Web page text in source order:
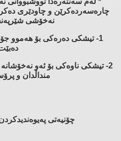
چارەسەردەكرێن و چاودێری
نەخۆشی
1- تیشكی دەرەكی بۆ هەموو
2- تیشكی ناوەكی بۆ ئەو
منداڵدان و
چۆنیەتی